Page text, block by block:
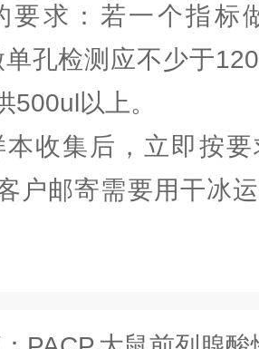
要求：若一个指标
孔检测应不少于
500ul以上。
本收集后，立即按
户邮寄需要用干冰